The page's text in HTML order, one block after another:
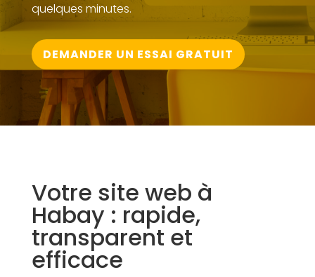
quelques minutes.
DEMANDER UN ESSAI GRATUIT
Votre site web à
Habay : rapide,
transparent et
efficace